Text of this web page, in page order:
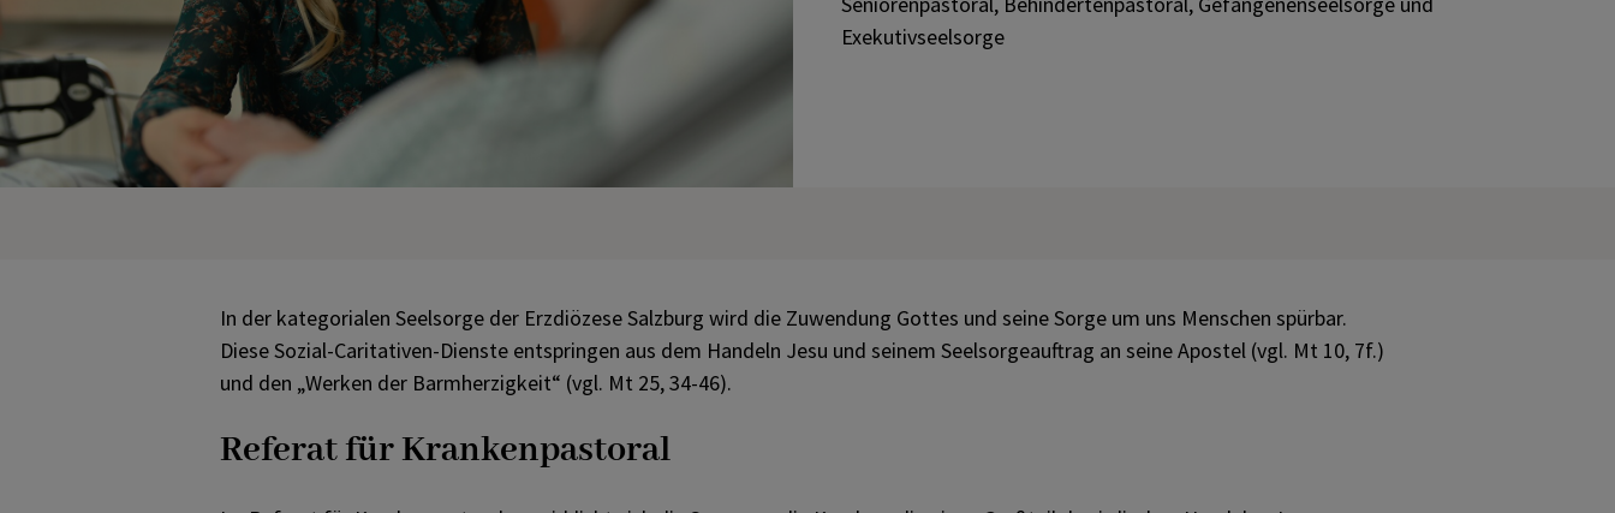
Junge Kirche
Kirchenmusik
Sozial-diakonale
Weltkirche
PROJEKTE
TheoTag Salzburg
MITARBEITENDE
MATERIALIEN &
ZEITSCHRIFT
AKTUELLES
Exekutivseelsorge
In der kategorialen Seelsorge der Erzdiözese Salzburg wird die Zuwendung Gottes und seine Sorge um uns Menschen spürbar.
Diese Sozial-Caritativen-Dienste entspringen aus dem Handeln Jesu und seinem Seelsorgeauftrag an seine Apostel (vgl. Mt 10, 7f.)
und den „Werken der Barmherzigkeit“ (vgl. Mt 25, 34-46).
Referat für Krankenpastoral